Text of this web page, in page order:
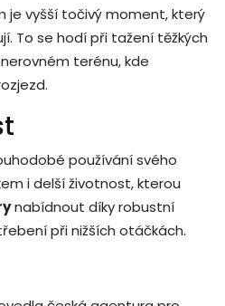
je vyšší točivý moment, který
To se hodí při tažení těžkých
terénu, kde
používání svého
i delší životnost, kterou
nabídnout díky robustní
při nižších otáčkách.